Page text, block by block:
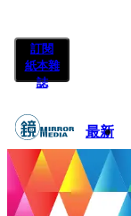
訂閱
紙本雜
誌
最新